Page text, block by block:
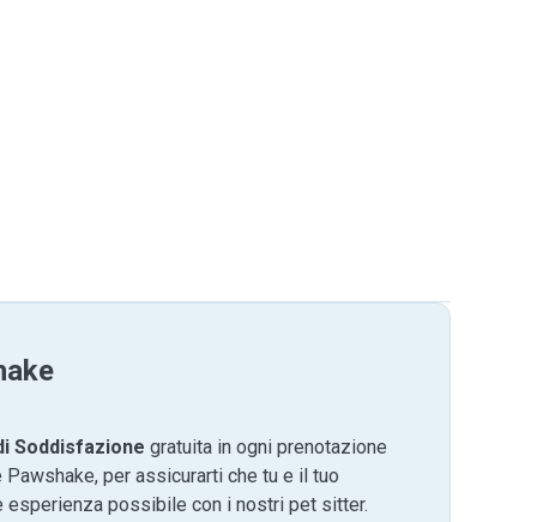
Soddisfazione gratuita in ogni prenotazione
per assicurarti che tu e il tuo
esperienza possibile con i nostri pet sitter.